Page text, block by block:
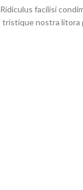
Ridiculus facilisi
tristique nostra litora